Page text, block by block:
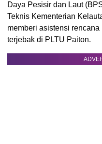
Daya Pesisir dan Laut
Teknis Kementerian
memberi asistensi
terjebak di PLTU Paiton.